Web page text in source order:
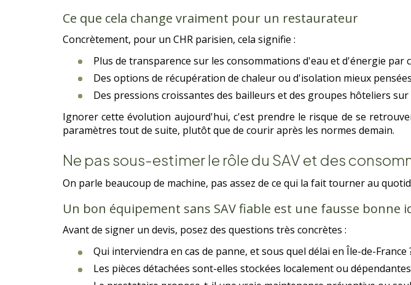
Ce que cela change vraiment pour un restaurateur
Concrètement, pour un CHR parisien, cela signifie :
Plus de transparence sur les consommations d'eau et d'énergie par
Des options de récupération de chaleur ou d'isolation mieux pensées
Des pressions croissantes des bailleurs et des groupes hôteliers
Ignorer cette évolution aujourd'hui, c'est prendre le risque de se
paramètres tout de suite, plutôt que de courir après les normes demain.
Ne pas sous-estimer le rôle du SAV et des
On parle beaucoup de machine, pas assez de ce qui la fait tourner au
Un bon équipement sans SAV fiable est une fausse bonne
Avant de signer un devis, posez des questions très concrètes :
Qui interviendra en cas de panne, et sous quel délai en Île-de-France
Les pièces détachées sont-elles stockées localement ou